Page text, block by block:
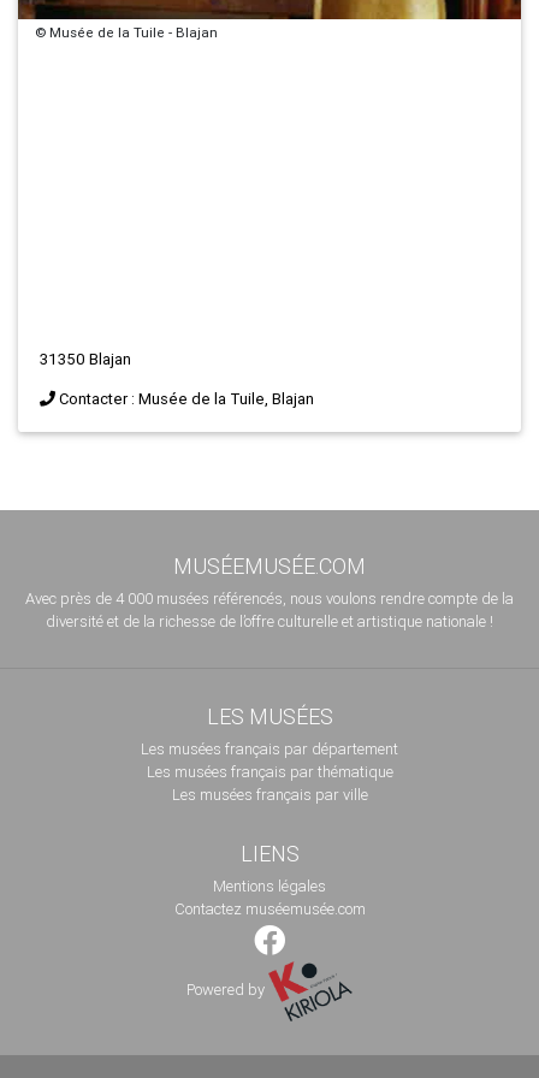
© Musée de la Tuile - Blajan
31350 Blajan
Contacter : Musée de la Tuile, Blajan
MUSÉEMUSÉE.COM
Avec près de 4 000 musées référencés, nous voulons rendre compte de la
diversité et de la richesse de l’offre culturelle et artistique nationale !
LES MUSÉES
Les musées français par département
Les musées français par thématique
Les musées français par ville
LIENS
Mentions légales
Contactez muséemusée.com
Powered by